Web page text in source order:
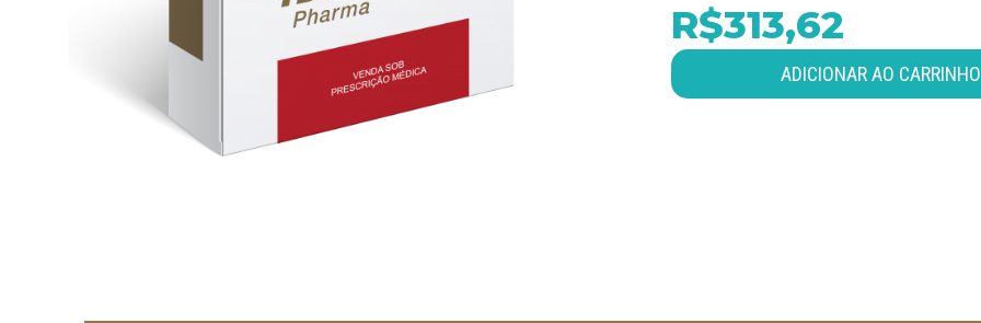
R$313,62
ADICIONAR AO CARRINHO